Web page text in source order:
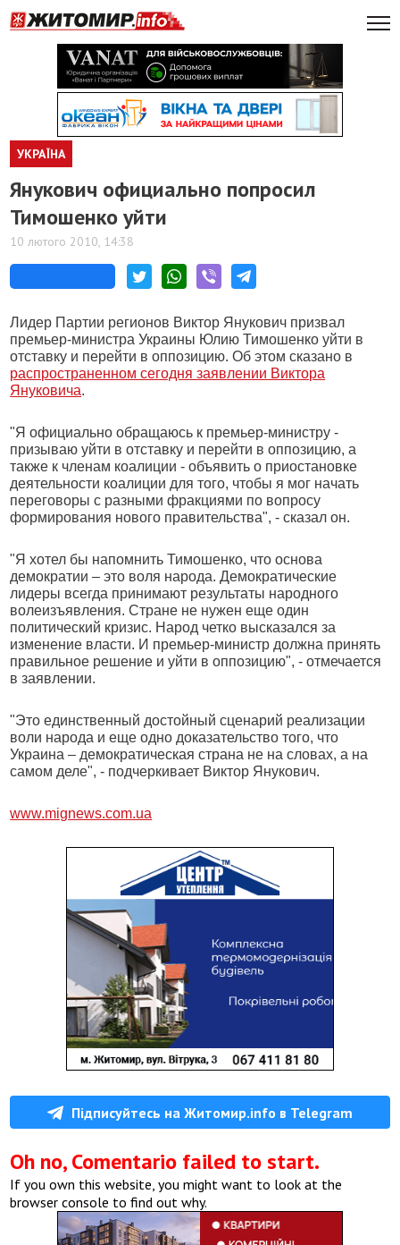
УКРАЇНА
Янукович официально попросил
Тимошенко уйти
10 лютого 2010, 14:38
Лидер Партии регионов Виктор Янукович призвал
премьер-министра Украины Юлию Тимошенко уйти в
отставку и перейти в оппозицию. Об этом сказано в
распространенном сегодня заявлении Виктора
Януковича.
"Я официально обращаюсь к премьер-министру -
призываю уйти в отставку и перейти в оппозицию, а
также к членам коалиции - объявить о приостановке
деятельности коалиции для того, чтобы я мог начать
переговоры с разными фракциями по вопросу
формирования нового правительства", - сказал он.
"Я хотел бы напомнить Тимошенко, что основа
демократии – это воля народа. Демократические
лидеры всегда принимают результаты народного
волеизъявления. Стране не нужен еще один
политический кризис. Народ четко высказался за
изменение власти. И премьер-министр должна принять
правильное решение и уйти в оппозицию", - отмечается
в заявлении.
"Это единственный достойный сценарий реализации
воли народа и еще одно доказательство того, что
Украина – демократическая страна не на словах, а на
самом деле", - подчеркивает Виктор Янукович.
www.mignews.com.ua
Підписуйтесь на Житомир.info в Telegram
Oh no, Comentario failed to start.
If you own this website, you might want to look at the
browser console to find out why.